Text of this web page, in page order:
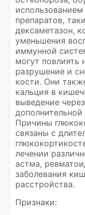
препаратов,
дексаметазон,
уменьшения
иммунной
могут повлиять
разрушение и
кости. Они
кальция в
выведение
Причины
связаны с
лечении
астма,
заболевания
расстройства.
Признаки: